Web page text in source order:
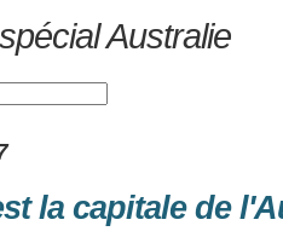
Australie
la capitale de